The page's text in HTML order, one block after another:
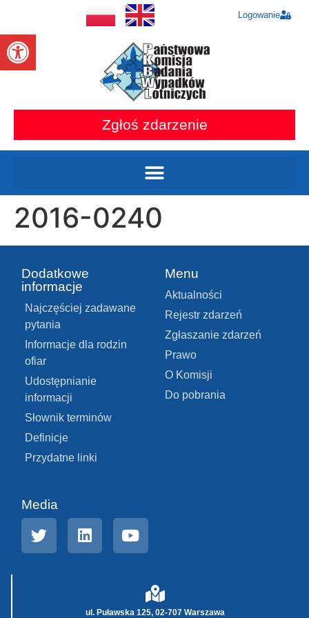
Otwórz pasek narzędzi
Logowanie
Zgłoś zdarzenie
2016-0240
Dodatkowe
informacje
Najczęściej zadawane
pytania
Informacje dla rodzin
ofiar
Udostępnianie
informacji
Słownik terminów
Definicje
Przydatne linki
Menu
Aktualności
Rejestr zdarzeń
Zgłaszanie zdarzeń
Prawo
O Komisji
Do pobrania
Media
ul. Puławska 125, 02-707 Warszawa